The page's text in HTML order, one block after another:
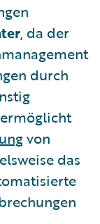
, da der
durch
von
das